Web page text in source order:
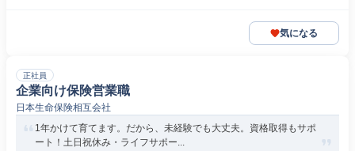
気になる
正社員
企業向け保険営業職
日本生命保険相互会社
1年かけて育てます。だから、未経験でも大丈夫。資格取得もサポ
ート！土日祝休み・ライフサポー...